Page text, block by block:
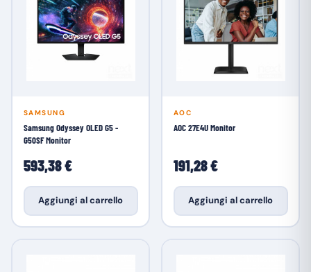
SAMSUNG
Samsung Odyssey OLED G5 -
G50SF Monitor
593,38 €
Aggiungi al carrello
AOC
AOC 27E4U Monitor
191,28 €
Aggiungi al carrello